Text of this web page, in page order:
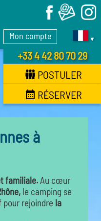
Mon compte ▼
+33 4 42 80 70 29
POSTULER
RÉSERVER
X
à
familiale.Au cœur
le camping se
rejoindre la